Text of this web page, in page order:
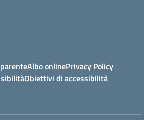
Albo onlinePrivacy Policy
Obiettivi di accessibilità